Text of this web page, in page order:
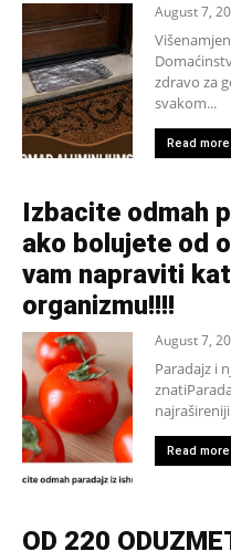
August 7,
zdravo za
svakom...
Read more
Izbacite odmah
ako bolujete od
vam napraviti
organizmu!!!!
August 7,
Paradajz i
Read more
OD 220